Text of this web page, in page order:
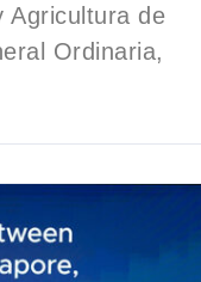
Agricultura de
Ordinaria,